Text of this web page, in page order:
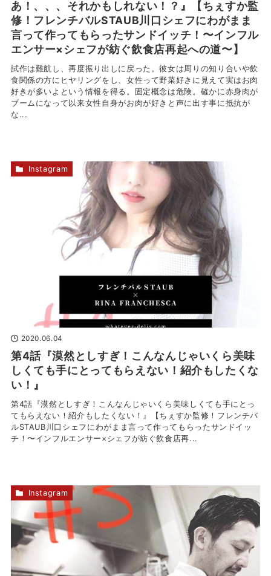
あ！、、、それかもしれない！？』【ちぇすか監
修！フレンチバルSTAUB川口シェフにわがまま
言って作ってもらったサンドイッチ！〜インフル
エンサー×シェフが紡ぐ飲食店再起への道〜】
試作は難航し、再度振り出しに戻った。彼女は周りの知り合いや飲
食関係の方にヒヤリングをし、女性って野菜好きに見えて実はお肉
好きが多いよという情報を得る。固定概念は危険。確かに赤身肉が
ブームになって以来女性自身がお肉が好きと声に出す事に抵抗が
な...
2020.06.04
第4話『漠然としすぎ！こんなんじゃいくら美味
しくても手にとってもらえない！紹介もしたくな
い！』
第4話『漠然としすぎ！こんなんじゃいくら美味しくても手にとっ
てもらえない！紹介もしたくない！』【ちぇすか監修！フレンチバ
ルSTAUB川口シェフにわがまま言って作ってもらったサンドイッ
チ！〜インフルエンサー×シェフが紡ぐ飲食店再...
Instagram
Instagram